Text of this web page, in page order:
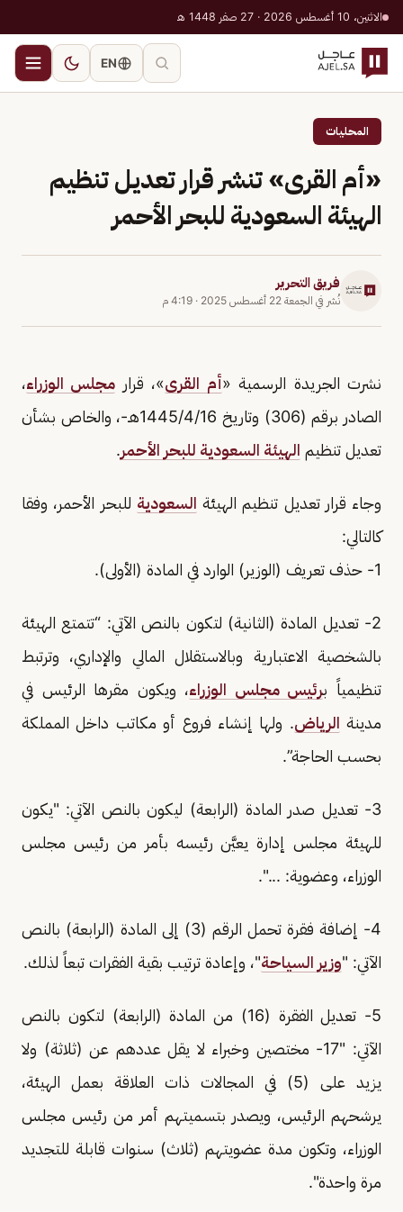
الاثنين، 10 أغسطس 2026 · 27 صفر 1448 هـ
EN
المحليات
«أم القرى» تنشر قرار تعديل تنظيم
الهيئة السعودية للبحر الأحمر
فريق التحرير
نُشر في الجمعة 22 أغسطس 2025 · 4:19 م
نشرت الجريدة الرسمية «أم القرى»، قرار مجلس الوزراء،
الصادر برقم (306) وتاريخ 1445/4/16هـ-، والخاص بشأن
تعديل تنظيم الهيئة السعودية للبحر الأحمر.
وجاء قرار تعديل تنظيم الهيئة السعودية للبحر الأحمر، وفقا
كالتالي:
1- حذف تعريف (الوزير) الوارد في المادة (الأولى).
2- تعديل المادة (الثانية) لتكون بالنص الآتي: “تتمتع الهيئة
بالشخصية الاعتبارية وبالاستقلال المالي والإداري، وترتبط
تنظيمياً برئيس مجلس الوزراء، ويكون مقرها الرئيس في
مدينة الرياض. ولها إنشاء فروع أو مكاتب داخل المملكة
بحسب الحاجة”.
3- تعديل صدر المادة (الرابعة) ليكون بالنص الآتي: "يكون
للهيئة مجلس إدارة يعيَّن رئيسه بأمر من رئيس مجلس
الوزراء، وعضوية: ...".
4- إضافة فقرة تحمل الرقم (3) إلى المادة (الرابعة) بالنص
الآتي: "وزير السياحة"، وإعادة ترتيب بقية الفقرات تبعاً لذلك.
5- تعديل الفقرة (16) من المادة (الرابعة) لتكون بالنص
الآتي: "17- مختصين وخبراء لا يقل عددهم عن (ثلاثة) ولا
يزيد على (5) في المجالات ذات العلاقة بعمل الهيئة،
يرشحهم الرئيس، ويصدر بتسميتهم أمر من رئيس مجلس
الوزراء، وتكون مدة عضويتهم (ثلاث) سنوات قابلة للتجديد
مرة واحدة".